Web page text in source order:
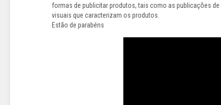
formas de publicitar produtos, tais como as publicações de
visuais que caracterizam os produtos.
Estão de parabéns